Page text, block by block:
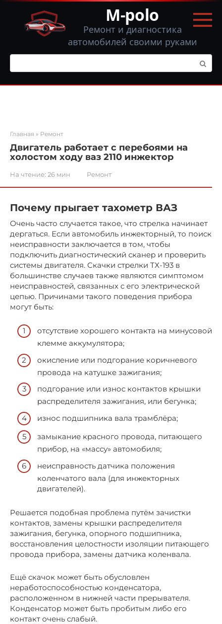
Перейти
контенту
M-polo
Ремонт и диагностика
автомобилей своими руками
Поиск:
Главная » Ремонт
Двигатель работает с перебоями на
холостом ходу ваз 2110 инжектор
На чтение: 26 мин Ремонт
Почему прыгает тахометр ВАЗ
Очень часто случается такое, что стрелка начинает
дергаться. Если автомобиль инжекторный, то поиск
неисправности заключается в том, чтобы
подключить диагностический сканер и проверить
системы двигателя. Скачки стрелки ТХ-193 в
большинстве случаев также являются симптомом
неисправностей, связанных с его электрической
цепью. Причинами такого поведения прибора
могут быть:
отсутствие хорошего контакта на минусовой
клемме аккумулятора;
окисление или подгорание коричневого
провода на катушке зажигания;
подгорание или износ контактов крышки
распределителя зажигания, или бегунка;
износ подшипника вала трамблёра;
замыкание красного провода, питающего
прибор, на «массу» автомобиля;
неисправность датчика положения
коленчатого вала (для инжекторных
двигателей).
Решается подобная проблема путём зачистки
контактов, замены крышки распределителя
зажигания, бегунка, опорного подшипника,
восстановления целостности изоляции питающего
провода прибора, замены датчика коленвала.
Ещё скачок может быть обусловлен
неработоспособностью конденсатора,
расположенном в нижней части прерывателя.
Конденсатор может быть пробитым либо его
контакт очень слабый.